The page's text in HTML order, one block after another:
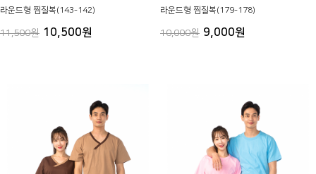
라운드형 찜질복(143-142)
11,500원 10,500원
라운드형 찜질복(179-178)
10,000원 9,000원